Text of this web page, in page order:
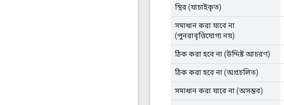
স্থির (যাচাইকৃত)
সমাধান করা যাবে না
(পুনরাবৃত্তিযোগ্য নয়)
ঠিক করা হবে না (উদ্দিষ্ট আচরণ)
ঠিক করা হবে না (অপ্রচলিত)
সমাধান করা যাবে না (অসম্ভব)